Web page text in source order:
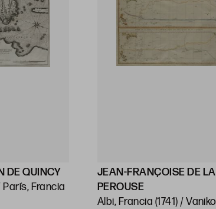
DE QUINCY
Francia
JEAN-FRANÇOISE DE LA
PEROUSE
Albi, Francia (1741) / Vanikoro,